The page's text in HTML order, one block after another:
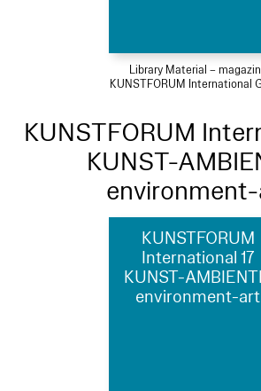
Library Material –
KUNSTFORUM International
KUNSTFORUM
KUNST-
KUNSTFORUM
International 17
KUNST-
environment-art